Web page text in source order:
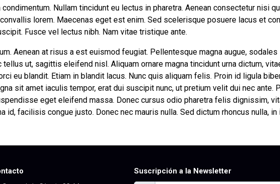
Nullam tincidunt eu lectus in pharetra. Aenean consectetur nisi
lorem. Maecenas eget est enim. Sed scelerisque posuere lacus et
Fusce vel lectus nibh. Nam vitae tristique ante.
Aenean at risus a est euismod feugiat. Pellentesque magna augue,
tellus ut, sagittis eleifend nisl. Aliquam ornare magna tincidunt urna dictum,
eu blandit. Etiam in blandit lacus. Nunc quis aliquam felis. Proin id ligula
sit amet iaculis tempor, erat dui suscipit nunc, ut pretium velit dui nec ante.
eget eleifend massa. Donec cursus odio pharetra felis dignissim,
id, facilisis congue justo. Donec nec mauris nulla. Sed dictum rhoncus nulla,
Suscripción a la Newsletter